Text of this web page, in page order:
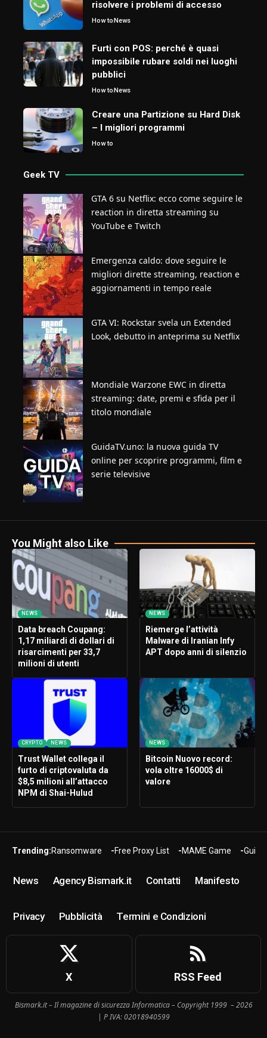
risolvere i problemi di accesso
How toNews
Furti con POS: perché è quasi
impossibile rubare soldi nei luoghi
pubblici
How toNews
Creare una Partizione su Hard Disk
– I migliori programmi
How to
Geek TV
GTA 6 su Netflix: ecco come seguire le
reaction in diretta streaming su
YouTube e Twitch
Emergenza caldo: dove seguire le
migliori dirette streaming, reaction e
aggiornamenti in tempo reale
GTA VI: Rockstar svela un Extended
Look, debutto in anteprima su Netflix
Mondiale Warzone EWC in diretta
streaming: date, premi e sfida per il
titolo mondiale
GuidaTV.uno: la nuova guida TV
online per scoprire programmi, film e
serie televisive
You Might also Like
NEWS
Data breach Coupang:
1,17 miliardi di dollari di
risarcimenti per 33,7
milioni di utenti
NEWS
Riemerge l’attività
Malware di Iranian Infy
APT dopo anni di silenzio
CRYPTO NEWS
Trust Wallet collega il
furto di criptovaluta da
$8,5 milioni all’attacco
NPM di Shai-Hulud
NEWS
Bitcoin Nuovo record:
vola oltre 16000$ di
valore
Trending:Ransomware Free Proxy List MAME Game Guide
News Agency Bismark.it Contatti Manifesto
Privacy Pubblicità Termini e Condizioni
X RSS Feed
Bismark.it – Il magazine di sicurezza Informatica – Copyright 1999 – 2026
| P IVA: 02018940599